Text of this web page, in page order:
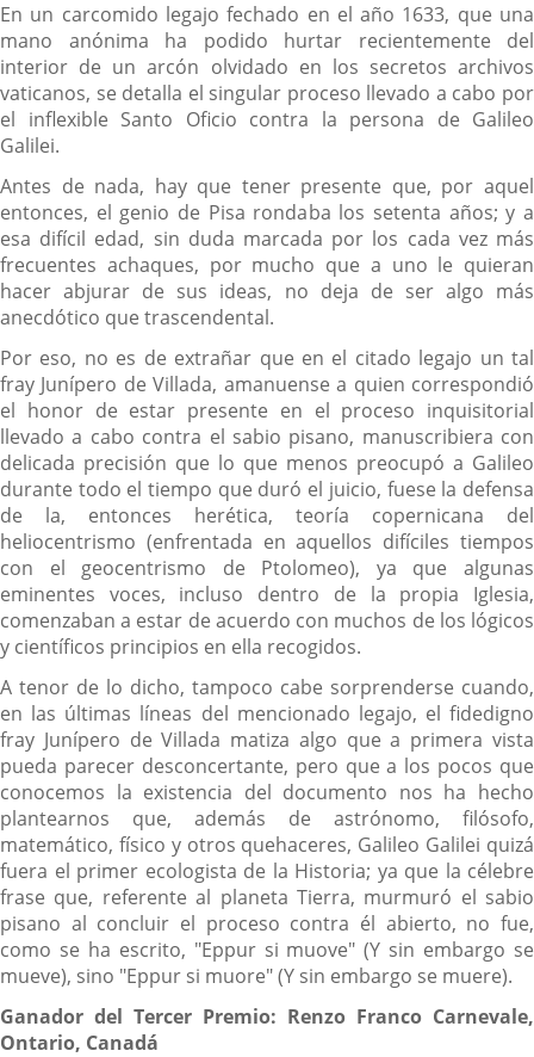
En un carcomido legajo fechado en el año 1633, que una
mano anónima ha podido hurtar recientemente del
interior de un arcón olvidado en los secretos archivos
vaticanos, se detalla el singular proceso llevado a cabo por
el inflexible Santo Oficio contra la persona de Galileo
Galilei.
Antes de nada, hay que tener presente que, por aquel
entonces, el genio de Pisa rondaba los setenta años; y a
esa difícil edad, sin duda marcada por los cada vez más
frecuentes achaques, por mucho que a uno le quieran
hacer abjurar de sus ideas, no deja de ser algo más
anecdótico que trascendental.
Por eso, no es de extrañar que en el citado legajo un tal
fray Junípero de Villada, amanuense a quien correspondió
el honor de estar presente en el proceso inquisitorial
llevado a cabo contra el sabio pisano, manuscribiera con
delicada precisión que lo que menos preocupó a Galileo
durante todo el tiempo que duró el juicio, fuese la defensa
de la, entonces herética, teoría copernicana del
heliocentrismo (enfrentada en aquellos difíciles tiempos
con el geocentrismo de Ptolomeo), ya que algunas
eminentes voces, incluso dentro de la propia Iglesia,
comenzaban a estar de acuerdo con muchos de los lógicos
y científicos principios en ella recogidos.
A tenor de lo dicho, tampoco cabe sorprenderse cuando,
en las últimas líneas del mencionado legajo, el fidedigno
fray Junípero de Villada matiza algo que a primera vista
pueda parecer desconcertante, pero que a los pocos que
conocemos la existencia del documento nos ha hecho
plantearnos que, además de astrónomo, filósofo,
matemático, físico y otros quehaceres, Galileo Galilei quizá
fuera el primer ecologista de la Historia; ya que la célebre
frase que, referente al planeta Tierra, murmuró el sabio
pisano al concluir el proceso contra él abierto, no fue,
como se ha escrito, "Eppur si muove" (Y sin embargo se
mueve), sino "Eppur si muore" (Y sin embargo se muere).
Ganador del Tercer Premio: Renzo Franco Carnevale,
Ontario, Canadá